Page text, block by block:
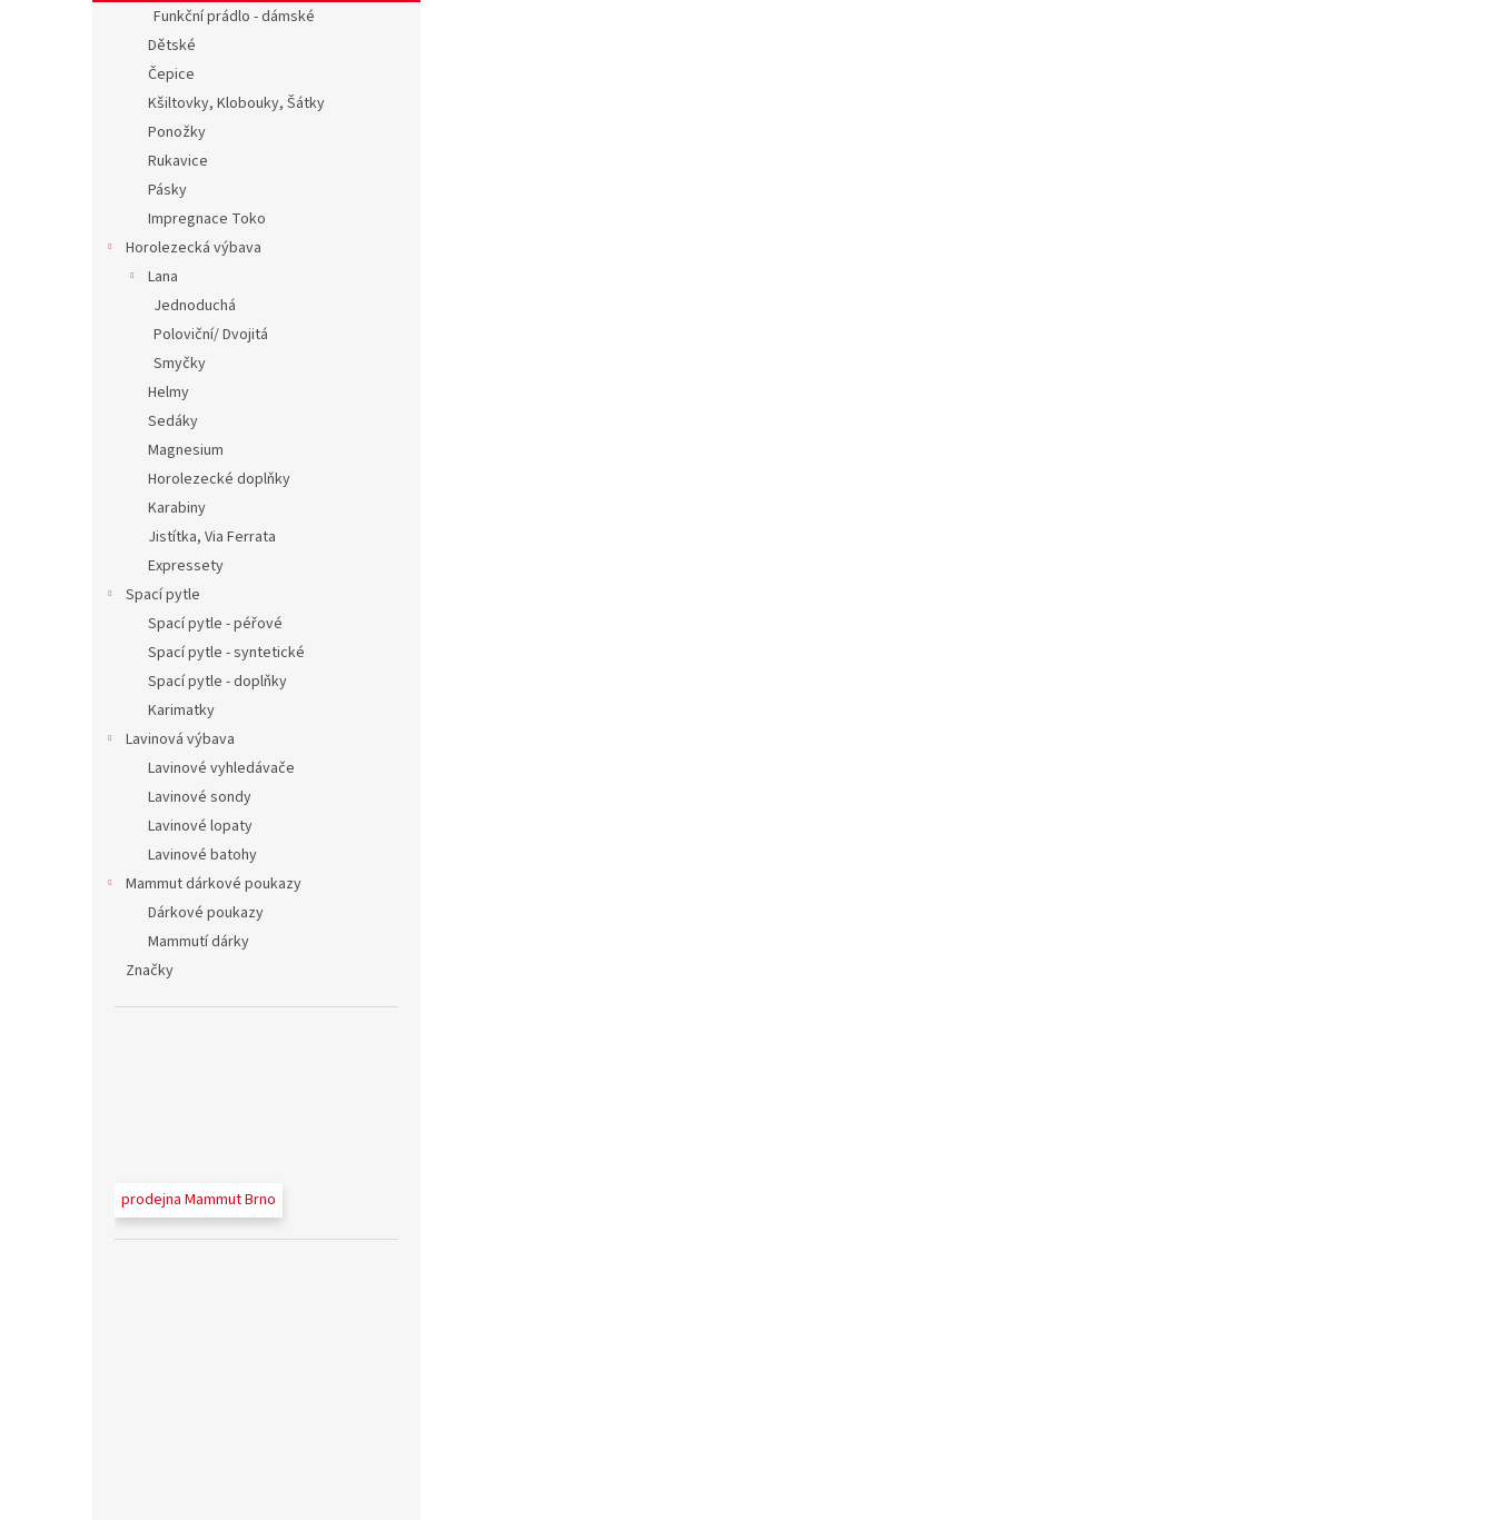
Funkční prádlo - dámské
Dětské
Čepice
Kšiltovky, Klobouky, Šátky
Ponožky
Rukavice
Pásky
Impregnace Toko
Horolezecká výbava
Lana
Jednoduchá
Poloviční/ Dvojitá
Smyčky
Helmy
Sedáky
Magnesium
Horolezecké doplňky
Karabiny
Jistítka, Via Ferrata
Expressety
Spací pytle
Spací pytle - péřové
Spací pytle - syntetické
Spací pytle - doplňky
Karimatky
Lavinová výbava
Lavinové vyhledávače
Lavinové sondy
Lavinové lopaty
Lavinové batohy
Mammut dárkové poukazy
Dárkové poukazy
Mammutí dárky
Značky
prodejna Mammut Brno